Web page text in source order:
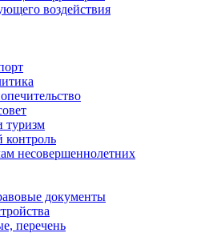
воздействия
туризм
несовершеннолетних
документы
перечень